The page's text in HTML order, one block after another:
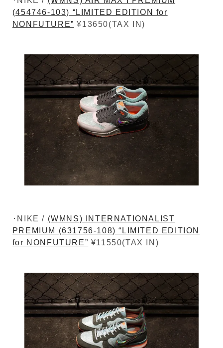
(454746-103) “LIMITED EDITION for
NONFUTURE” ¥13650(TAX IN)
･NIKE / (WMNS) INTERNATIONALIST
PREMIUM (631756-108) “LIMITED EDITION
for NONFUTURE” ¥11550(TAX IN)